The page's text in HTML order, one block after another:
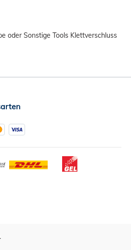
oder Sonstige Tools Klettverschluss